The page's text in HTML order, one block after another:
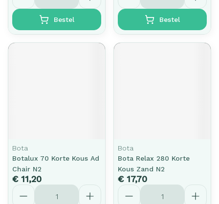
Bestel Bestel
Bota
Botalux 70 Korte Kous Ad
Chair N2
€ 11,20
Aantal
Bota
Bota Relax 280 Korte
Kous Zand N2
€ 17,70
Aantal